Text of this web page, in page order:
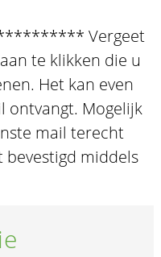
Vergeet
te klikken die u
Het kan even
ontvangt. Mogelijk
mail terecht
middels